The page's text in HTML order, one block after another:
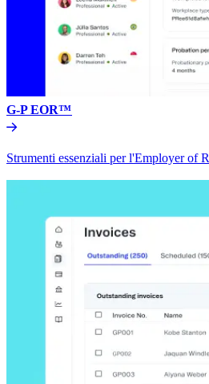
G-P EOR™​​
Strumenti essenziali per l'Employer of